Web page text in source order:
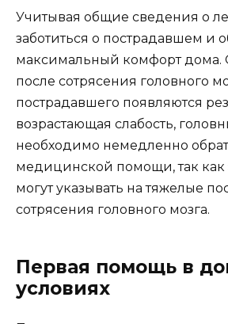
Учитывая общие сведения о
заботиться о пострадавшем и
максимальный комфорт дома.
после сотрясения головного
пострадавшего появляются
возрастающая слабость,
необходимо немедленно
медицинской помощи, так как
могут указывать на тяжелые
сотрясения головного мозга.
Первая помощь в
условиях